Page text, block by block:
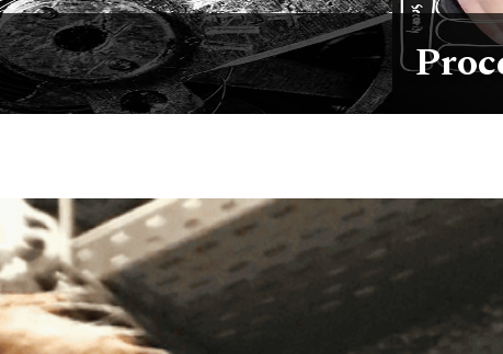
FOOD GADGETS